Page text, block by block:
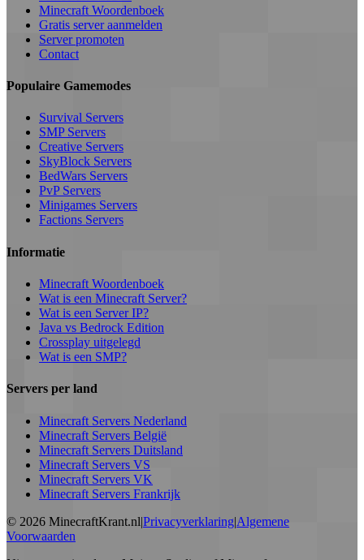
Minecraft Woordenboek
Gratis server aanmelden
Server promoten
Contact
Populaire Gamemodes
Survival Servers
SMP Servers
Creative Servers
SkyBlock Servers
BedWars Servers
PvP Servers
Minigames Servers
Factions Servers
Informatie
Minecraft Woordenboek
Wat is een Minecraft Server?
Wat is een Server IP?
Java vs Bedrock Edition
Crossplay uitgelegd
Wat is een SMP?
Servers per land
Minecraft Servers Nederland
Minecraft Servers België
Minecraft Servers Duitsland
Minecraft Servers VS
Minecraft Servers VK
Minecraft Servers Frankrijk
© 2026 MinecraftKrant.nl|Privacyverklaring|Algemene
Voorwaarden